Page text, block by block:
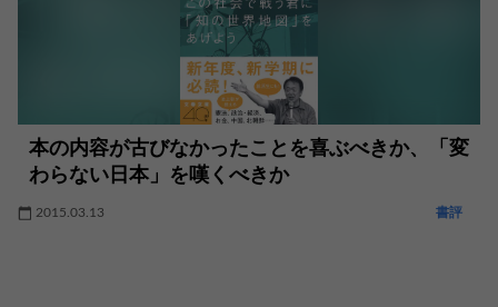
本の内容が古びなかったことを喜ぶべきか、「変
わらない日本」を嘆くべきか
2015.03.13 書評